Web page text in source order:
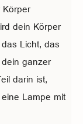
dein Körper
Licht, das
ganzer
darin ist,
Lampe mit